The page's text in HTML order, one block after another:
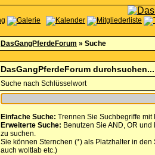
DasGangPferdeForum » Suche
DasGangPferdeForum durchsuchen...
Suche nach Schlüsselwort
Einfache Suche: Trennen Sie Suchbegriffe
Erweiterte Suche: Benutzen Sie AND, OR
zu suchen.
Sie können Sternchen (*) als Platzhalter in
auch woltlab etc.)